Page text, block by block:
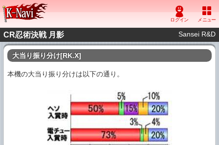
CR忍術決戦 月影 Sansei R&D
大当り振り分け[RK.X]
本機の大当り振り分けは以下の通り。